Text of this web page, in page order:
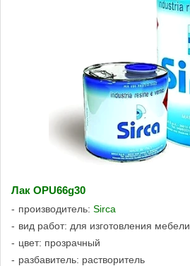
Лак OPU66g30
производитель: Sirca
вид работ: для изготовления мебели
цвет: прозрачный
разбавитель: растворитель